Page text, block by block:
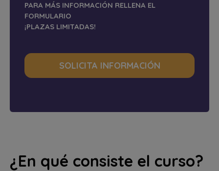
PARA MÁS INFORMACIÓN RELLENA EL
FORMULARIO
¡PLAZAS LIMITADAS!
SOLICITA INFORMACIÓN
¿En qué consiste el curso?